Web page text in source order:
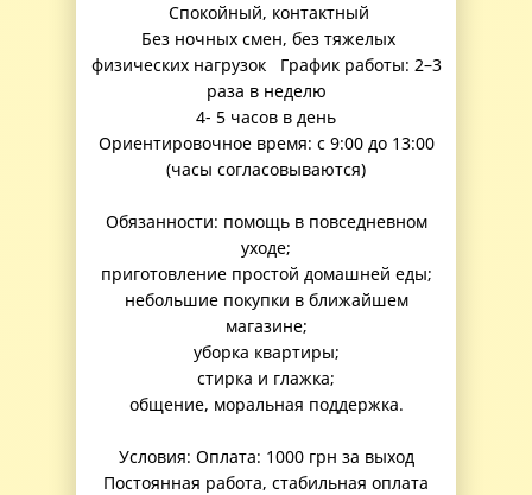
Спокойный, контактный
Без ночных смен, без тяжелых
физических нагрузок График работы: 2–3
раза в неделю
4- 5 часов в день
Ориентировочное время: с 9:00 до 13:00
(часы согласовываются)
Обязанности: помощь в повседневном
уходе;
приготовление простой домашней еды;
небольшие покупки в ближайшем
магазине;
уборка квартиры;
стирка и глажка;
общение, моральная поддержка.
Условия: Оплата: 1000 грн за выход
Постоянная работа, стабильная оплата